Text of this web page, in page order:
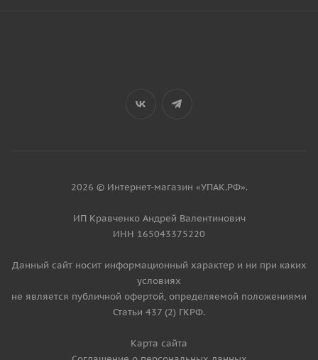
2026 © Интернет-магазин «УПАК.РФ».
ИП Кравченко Андрей Валентинович
ИНН 165043375220
Данный сайт носит информационный характер и ни при каких
условиях
не является публичной офертой, определяемой положениями
Статьи 437 (2) ГКРФ.
Карта сайта